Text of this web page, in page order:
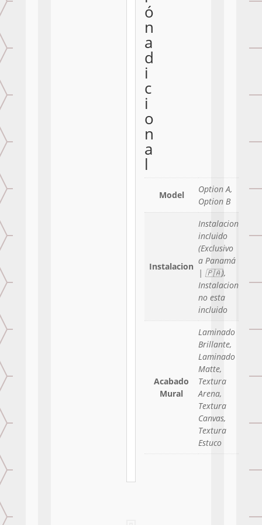
ó
n
a
d
i
c
i
o
n
a
l
Model
Option A,
Option B
Instalacion
Instalacion
incluido
(Exclusivo
a Panamá
| 🇵🇦),
Instalacion
no esta
incluido
Acabado
Mural
Laminado
Brillante,
Laminado
Matte,
Textura
Arena,
Textura
Canvas,
Textura
Estuco